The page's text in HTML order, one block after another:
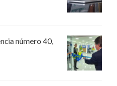
número 40,